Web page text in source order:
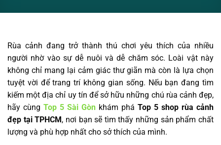
Rùa cảnh đang trở thành thú chơi yêu thích của nhiều
người nhờ vào sự dễ nuôi và dễ chăm sóc. Loài vật này
không chỉ mang lại cảm giác thư giãn mà còn là lựa chọn
tuyệt vời để trang trí không gian sống. Nếu bạn đang tìm
kiếm một địa chỉ uy tín để sở hữu những chú rùa cảnh đẹp,
hãy cùng Top 5 Sài Gòn khám phá Top 5 shop rùa cảnh
đẹp tại TPHCM, nơi bạn sẽ tìm thấy những sản phẩm chất
lượng và phù hợp nhất cho sở thích của mình.